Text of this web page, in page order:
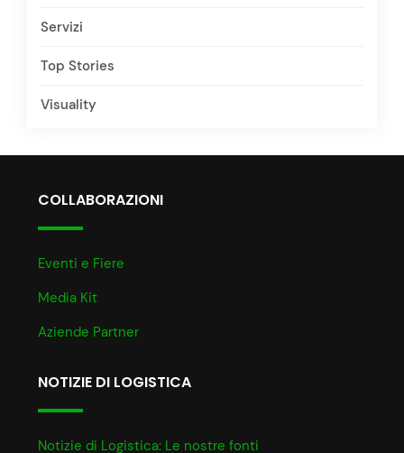
Servizi
Top Stories
Visuality
COLLABORAZIONI
Eventi e Fiere
Media Kit
Aziende Partner
NOTIZIE DI LOGISTICA
Notizie di Logistica: Le nostre fonti